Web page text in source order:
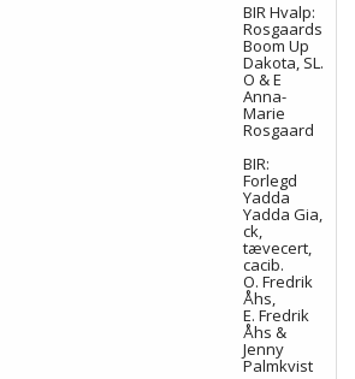
BIR Hvalp:
Rosgaards
Boom Up
Dakota, SL.
O & E
Anna-
Marie
Rosgaard
BIR:
Forlegd
Yadda
Yadda Gia,
ck,
tævecert,
cacib.
O. Fredrik
Åhs,
E. Fredrik
Åhs &
Jenny
Palmkvist